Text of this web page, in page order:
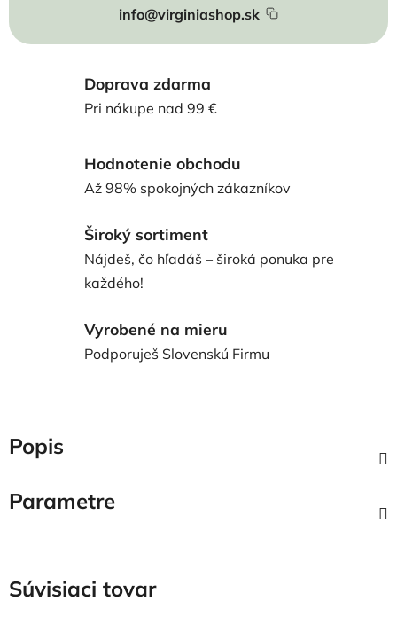
info@virginiashop.sk
Doprava zdarma
Pri nákupe nad 99 €
Hodnotenie obchodu
Až 98% spokojných zákazníkov
Široký sortiment
Nájdeš, čo hľadáš – široká ponuka pre
každého!
Vyrobené na mieru
Podporuješ Slovenskú Firmu
Popis
Parametre
Súvisiaci tovar